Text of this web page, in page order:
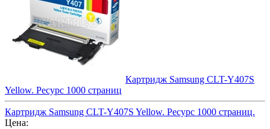
Картридж Samsung CLT-Y407S
Yellow. Ресурс 1000 страниц
Картридж Samsung CLT-Y407S Yellow. Ресурс 1000 страниц.
Цена: